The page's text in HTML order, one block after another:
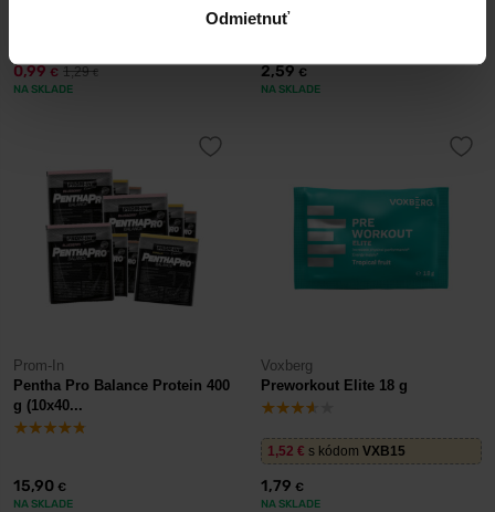
Odmietnuť
0,99€ 1,29€
NA SKLADE
2,59€
NA SKLADE
Prom-In
Pentha Pro Balance Protein 400
g (10x40...
15,90 €
NA SKLADE
Voxberg
Preworkout Elite 18 g
1,52 € s kódom VXB15
1,79 €
NA SKLADE